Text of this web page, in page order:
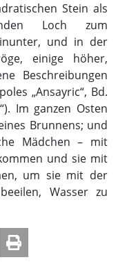
Stein als
Loch zum
und in der
einige höher,
Beschreibungen
„Ansayric“, Bd.
Im ganzen Osten
Brunnens; und
Mädchen – mit
und sie mit
um sie mit der
Wasser zu